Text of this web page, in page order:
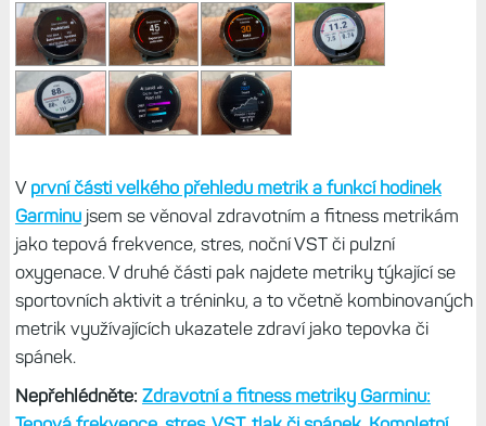
V první části velkého přehledu metrik a funkcí hodinek
Garminujsem se věnoval zdravotním a fitness metrikám
jako tepová frekvence, stres, noční VST či pulzní
oxygenace. V druhé části pak najdete metriky týkající se
sportovních aktivit a tréninku, a to včetně kombinovaných
metrik využívajících ukazatele zdraví jako tepovka či
spánek.
Nepřehlédněte: Zdravotní a fitness metriky Garminu: